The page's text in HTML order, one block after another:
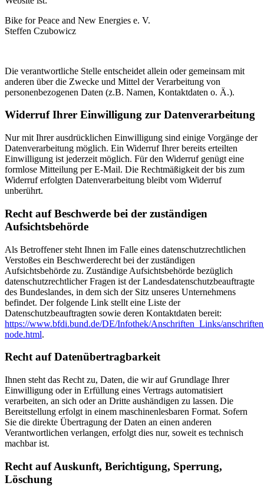
Bike for Peace and New Energies e. V.
Steffen Czubowicz
Die verantwortliche Stelle entscheidet allein oder gemeinsam mit
anderen über die Zwecke und Mittel der Verarbeitung von
personenbezogenen Daten (z.B. Namen, Kontaktdaten o. Ä.).
Widerruf Ihrer Einwilligung zur Datenverarbeitung
Nur mit Ihrer ausdrücklichen Einwilligung sind einige Vorgänge der
Datenverarbeitung möglich. Ein Widerruf Ihrer bereits erteilten
Einwilligung ist jederzeit möglich. Für den Widerruf genügt eine
formlose Mitteilung per E-Mail. Die Rechtmäßigkeit der bis zum
Widerruf erfolgten Datenverarbeitung bleibt vom Widerruf
unberührt.
Recht auf Beschwerde bei der zuständigen
Aufsichtsbehörde
Als Betroffener steht Ihnen im Falle eines datenschutzrechtlichen
Verstoßes ein Beschwerderecht bei der zuständigen
Aufsichtsbehörde zu. Zuständige Aufsichtsbehörde bezüglich
datenschutzrechtlicher Fragen ist der Landesdatenschutzbeauftragte
des Bundeslandes, in dem sich der Sitz unseres Unternehmens
befindet. Der folgende Link stellt eine Liste der
Datenschutzbeauftragten sowie deren Kontaktdaten bereit:
https://www.bfdi.bund.de/DE/Infothek/Anschriften_Links/
node.html.
Recht auf Datenübertragbarkeit
Ihnen steht das Recht zu, Daten, die wir auf Grundlage Ihrer
Einwilligung oder in Erfüllung eines Vertrags automatisiert
verarbeiten, an sich oder an Dritte aushändigen zu lassen. Die
Bereitstellung erfolgt in einem maschinenlesbaren Format. Sofern
Sie die direkte Übertragung der Daten an einen anderen
Verantwortlichen verlangen, erfolgt dies nur, soweit es technisch
machbar ist.
Recht auf Auskunft, Berichtigung, Sperrung,
Löschung